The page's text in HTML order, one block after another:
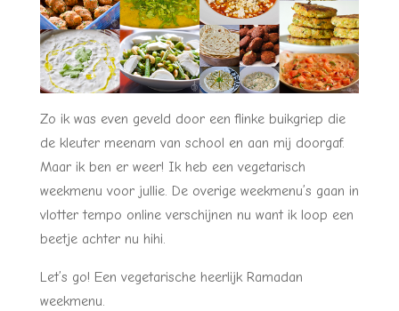
Zo ik was even geveld door een flinke buikgriep die
de kleuter meenam van school en aan mij doorgaf.
Maar ik ben er weer! Ik heb een vegetarisch
weekmenu voor jullie. De overige weekmenu’s gaan in
vlotter tempo online verschijnen nu want ik loop een
beetje achter nu hihi.
Let’s go! Een vegetarische heerlijk Ramadan
weekmenu.